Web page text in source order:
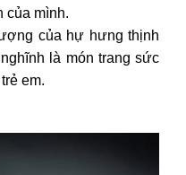
của mình.
của hự hưng thịnh
là món trang sức
em.